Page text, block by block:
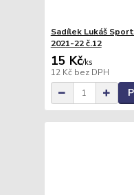
Sadílek Lukáš
2021-22 č.12
15 Kč/ks
12 Kč bez DPH